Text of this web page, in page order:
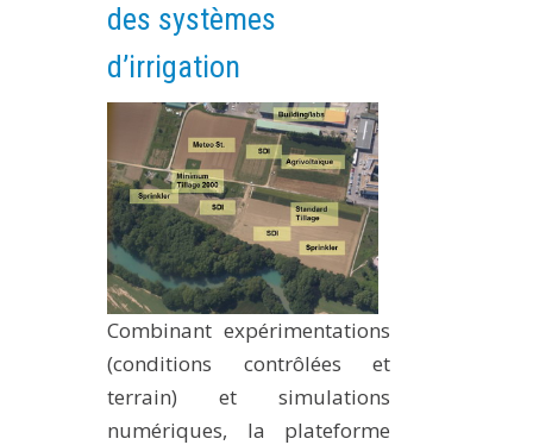
THÈSES EN COURS
PRODUCTION
MÉTHODES ET OUTILS
LOGICIELS
PUBLICATIONS SUR HAL
THÈSES
WORKING PAPERS
NOS TRAVAUX EN VIDÉO
des systèmes
d’irrigation
Combinant expérimentations
(conditions contrôlées et
terrain) et simulations
numériques, la plateforme